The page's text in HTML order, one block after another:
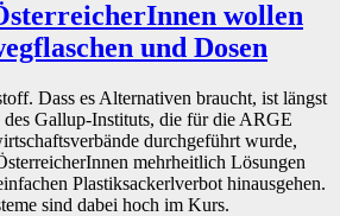
wollen
und Dosen
Dass es Alternativen braucht, ist längst
Gallup-Instituts, die für die ARGE
durchgeführt wurde,
mehrheitlich Lösungen
Plastiksackerlverbot hinausgehen.
sind dabei hoch im Kurs.